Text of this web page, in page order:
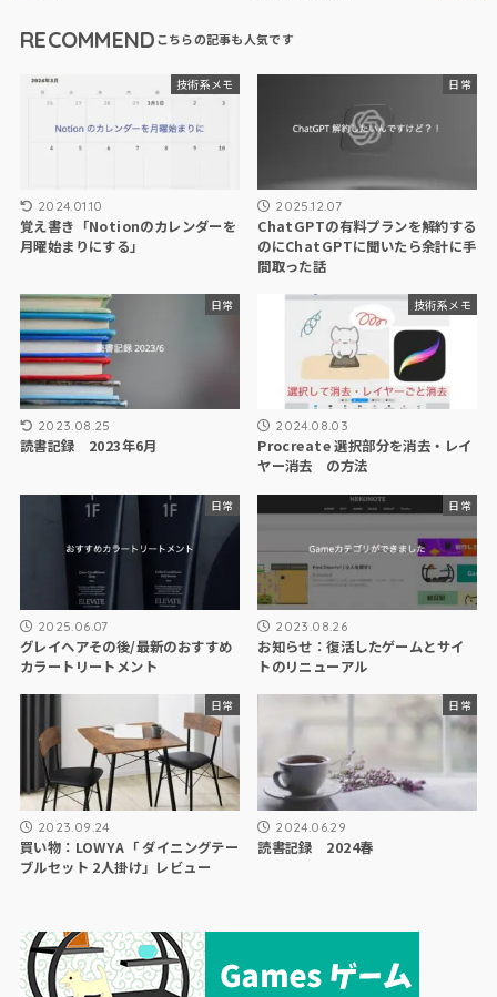
RECOMMEND
技術系メモ
2024.01.10
覚え書き「Notionのカレンダーを
月曜始まりにする」
日常
2025.12.07
ChatGPTの有料プランを解約する
のにChatGPTに聞いたら余計に手
間取った話
日常
2023.08.25
読書記録 2023年6月
技術系メモ
2024.08.03
Procreate 選択部分を消去・レイ
ヤー消去 の方法
日常
2025.06.07
グレイヘアその後/最新のおすすめ
カラートリートメント
日常
2023.08.26
お知らせ：復活したゲームとサイ
トのリニューアル
日常
2023.09.24
買い物：LOWYA「 ダイニングテー
ブルセット 2人掛け」レビュー
日常
2024.06.29
読書記録 2024春